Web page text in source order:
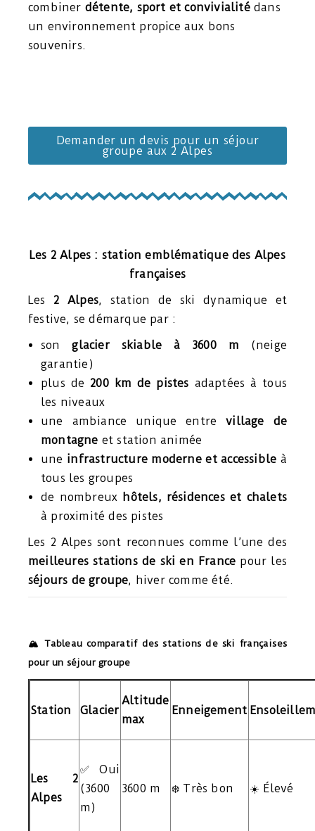
combiner détente, sport et convivialitédans
un environnement propice aux bons
souvenirs.
Demander un devis pour un séjour
groupe aux 2 Alpes
Les 2 Alpes : station emblématique des Alpes
françaises
Les 2 Alpes, station de ski dynamique et
festive, se démarque par :
songlacier skiable à 3600 m (neige
garantie)
plus de 200 km de pistes adaptées à tous
les niveaux
une ambiance unique entrevillage de
montagne et station animée
une infrastructure moderne et accessible à
tous les groupes
de nombreux hôtels, résidences et chalets
à proximité des pistes
Les 2 Alpes sont reconnues comme l’une des
meilleures stations de ski en France pour les
séjours de groupe, hiver comme été.
🏔️ Tableau comparatif des stations de ski françaises
pour un séjour groupe
Station Glacier
Altitude
max
Enneigement
Les 2
Alpes
✅ Oui
(3600
m)
3600 m ❄️ Très bon ☀️ Élevé